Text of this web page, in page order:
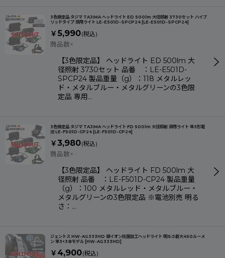
3色限定品 タジマ TAJIMA ヘッドライト ED 500lm 大径照射 3730セット ハイブ
リッドタイプ 頭用ライト LE-E501D-SPCP24 [LE-E501D-SPCP24]
￥5,990(税込)
商品数×
【3色限定品】 ヘッドライト ED 500lm 大
径照射 3730セット 品番 ：LE-E501D-
SPCP24 製品重量（g）：118 メタルレッ
ド・メタルブルー・メタルグリーンの3色限
定品 専用…
3色限定品 タジマ TAJIMA ヘッドライト FD 500lm 大径照射 頭用ライト 単3形電
池 LE-F501D-CP24 [LE-F501D-CP24]
￥3,980(税込)
商品数×
【3色限定品】 ヘッドライト FD 500lm 大
径照射 品番 ：LE-F501D-CP24 製品重量
（g）：100 メタルレッド・メタルブルー・
メタルグリーンの3色限定品 ※電池別売 明る
さ：…
ジェントス HW-AG333HD 銀イオン抗菌加工ヘッドライト 明るさ最大450ルーメ
ン 単3×3本モデル [HW-AG333HD]
￥ 4,900(税込)